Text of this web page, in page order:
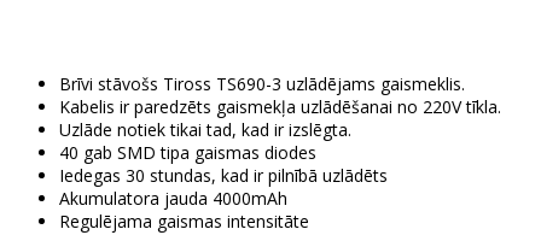
Brīvi stāvošs Tiross TS690-3 uzlādējams gaismeklis.
Kabelis ir paredzēts gaismekļa uzlādēšanai no 220V tīkla.
Uzlāde notiek tikai tad, kad ir izslēgta.
40 gab SMD tipa gaismas diodes
Iedegas 30 stundas, kad ir pilnībā uzlādēts
Akumulatora jauda 4000mAh
Regulējama gaismas intensitāte